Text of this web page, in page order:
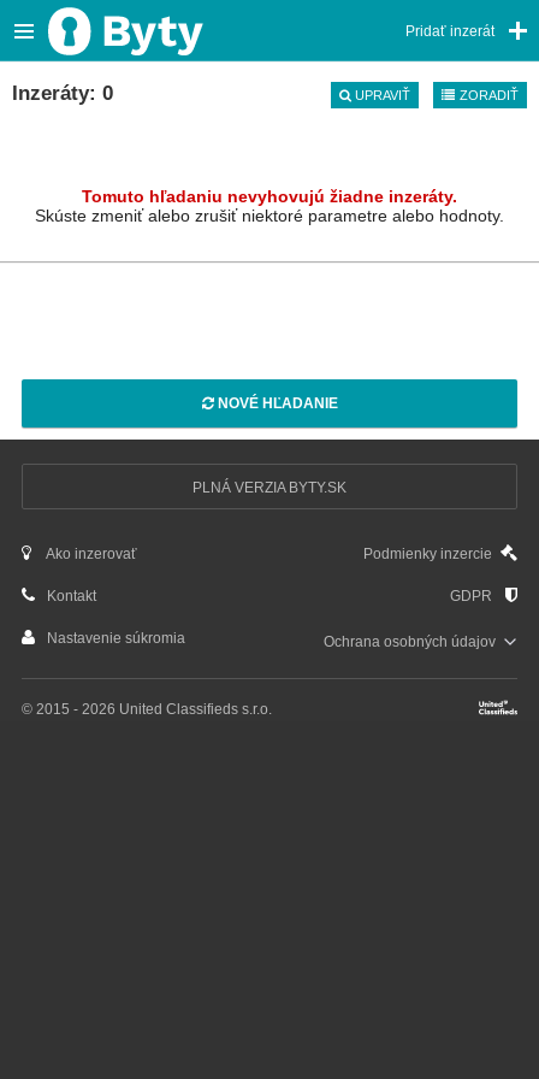
Pridať inzerát
Inzeráty: 0 UPRAVIŤ ZORADIŤ
Tomuto hľadaniu nevyhovujú žiadne inzeráty.
Skúste zmeniť alebo zrušiť niektoré parametre alebo hodnoty.
NOVÉ HĽADANIE
PLNÁ VERZIA BYTY.SK
Ako inzerovať Podmienky inzercie
Kontakt GDPR
Nastavenie súkromia Ochrana osobnýchúdajov
© 2015 - 2026 United Classifieds s.r.o.